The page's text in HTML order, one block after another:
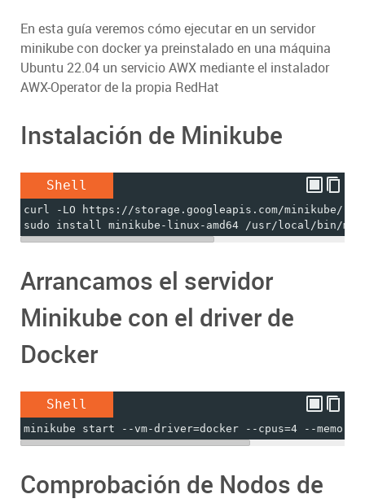
En esta guía veremos cómo ejecutar en un servidor
minikube con docker ya preinstalado en una máquina
Ubuntu 22.04 un servicio AWX mediante el instalador
AWX-Operator de la propia RedHat
Instalación de Minikube
Shell
curl -LO https://storage.googleapis.com/minikube/
sudo install minikube-linux-amd64 /usr/local/bin/
Arrancamos el servidor
Minikube con el driver de
Docker
Shell
minikube start --vm-driver=docker --cpus=4 --
Comprobación de Nodos de